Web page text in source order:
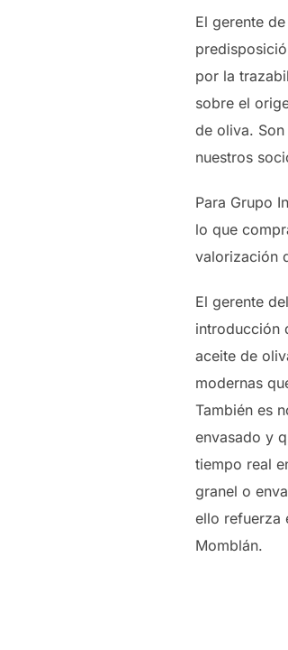
El gerente
por la
sobre el
de oliva.
nuestros
Para Grupo
lo que
valorización
El gerente
introducción
aceite de
modernas
También es
envasado y
tiempo real
granel o
ello refuerza
Momblán.